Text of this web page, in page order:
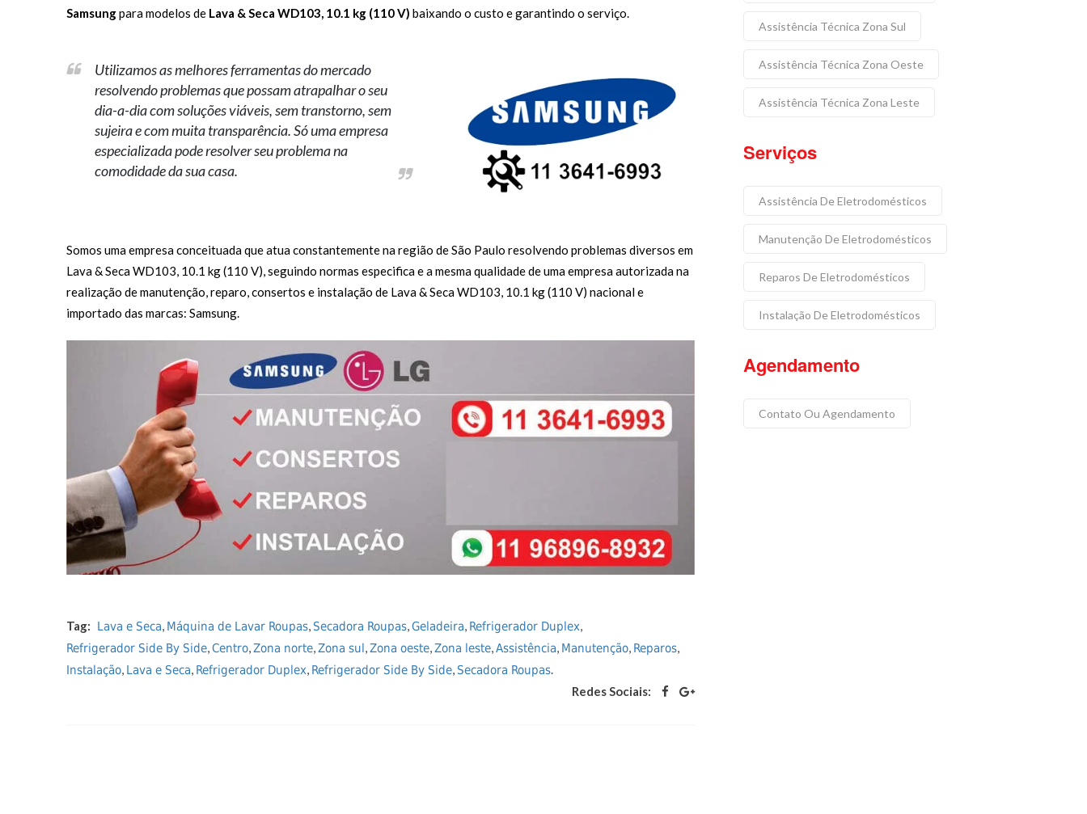
Samsungpara modelos de Lava & Seca WD103, 10.1 kg (110 V) baixando o custo e garantindo o serviço.
Utilizamos as melhores ferramentas do mercado
resolvendo problemas que possam atrapalhar o seu
dia-a-dia com soluções viáveis, sem transtorno, sem
sujeira e com muita transparência. Só uma empresa
especializada pode resolver seu problema na
comodidade da sua casa.
Somos uma empresa conceituada que atua constantemente na região de São Paulo resolvendo problemas diversos em
Lava & Seca WD103, 10.1 kg (110 V), seguindo normas especifica e a mesma qualidade de uma empresa autorizada na
realização de manutenção, reparo, consertos e instalação de Lava & Seca WD103, 10.1 kg (110 V) nacional e
importado das marcas: Samsung.
Tag: Lava e Seca, Máquina de Lavar Roupas, Secadora Roupas,Geladeira, Refrigerador Duplex,
Refrigerador Side By Side,Centro,Zona norte,Zona sul,Zona oeste,Zona leste,Assistência, Manutenção, Reparos,
Instalação, Lava e Seca, Refrigerador Duplex, Refrigerador Side By Side, Secadora Roupas.
Redes Sociais:
Assistência Técnica Zona Sul
Assistência Técnica Zona Oeste
Assistência Técnica Zona Leste
Serviços
Assistência De Eletrodomésticos
Manutenção De Eletrodomésticos
Reparos De Eletrodomésticos
Instalação De Eletrodomésticos
Agendamento
Contato Ou Agendamento